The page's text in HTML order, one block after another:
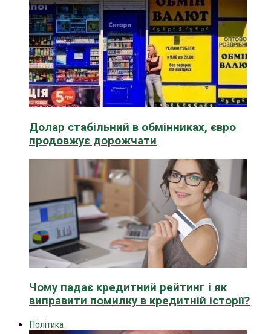
Долар стабільний в обмінниках, євро
продовжує дорожчати
Чому падає кредитний рейтинг і як
виправити помилку в кредитній історії?
Політика